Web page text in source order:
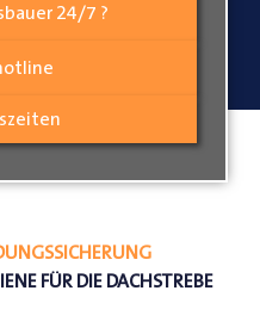
24/7 ?
FÜR DIE DACHSTREBE